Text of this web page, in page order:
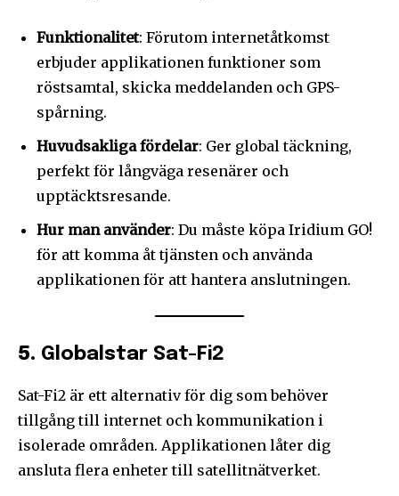
Funktionalitet: Förutom internetåtkomst
erbjuder applikationen funktioner som
röstsamtal, skicka meddelanden och GPS-
spårning.
Huvudsakliga fördelar: Ger global täckning,
perfekt för långväga resenärer och
upptäcktsresande.
Hur man använder: Du måste köpa Iridium GO!
för att komma åt tjänsten och använda
applikationen för att hantera anslutningen.
5. Globalstar Sat-Fi2
Sat-Fi2 är ett alternativ för dig som behöver
tillgång till internet och kommunikation i
isolerade områden. Applikationen låter dig
ansluta flera enheter till satellitnätverket.